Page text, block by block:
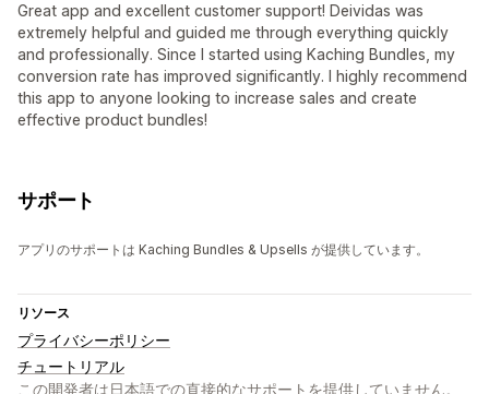
Great app and excellent customer support! Deividas was
extremely helpful and guided me through everything quickly
and professionally. Since I started using Kaching Bundles, my
conversion rate has improved significantly. I highly recommend
this app to anyone looking to increase sales and create
effective product bundles!
サポート
アプリのサポートは Kaching Bundles & Upsells が提供しています。
リソース
プライバシーポリシー
チュートリアル
この開発者は日本語での直接的なサポートを提供していません。